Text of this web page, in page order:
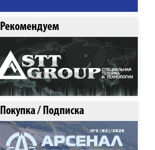
Рекомендуем
Покупка / Подписка